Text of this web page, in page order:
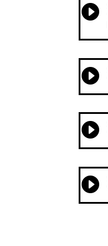



